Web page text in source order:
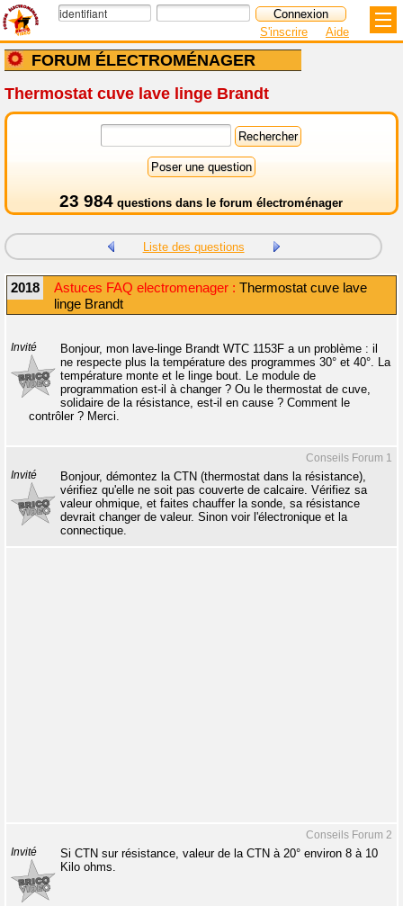
FORUM ÉLECTROMÉNAGER
S'inscrire Aide
Thermostat cuve lave linge Brandt
23 984 questions dans le forum électroménager
Liste des questions
2018 Astuces FAQ electromenager : Thermostat cuve lave
linge Brandt
Invité
Bonjour, mon lave-linge Brandt WTC 1153F a un problème : il
ne respecte plus la température des programmes 30° et 40°. La
température monte et le linge bout. Le module de
programmation est-il à changer ? Ou le thermostat de cuve,
solidaire de la résistance, est-il en cause ? Comment le
contrôler ? Merci.
Conseils Forum 1
Invité
Bonjour, démontez la CTN (thermostat dans la résistance),
vérifiez qu'elle ne soit pas couverte de calcaire. Vérifiez sa
valeur ohmique, et faites chauffer la sonde, sa résistance
devrait changer de valeur. Sinon voir l'électronique et la
connectique.
Conseils Forum 2
Invité
Si CTN sur résistance, valeur de la CTN à 20° environ 8 à 10
Kilo ohms.